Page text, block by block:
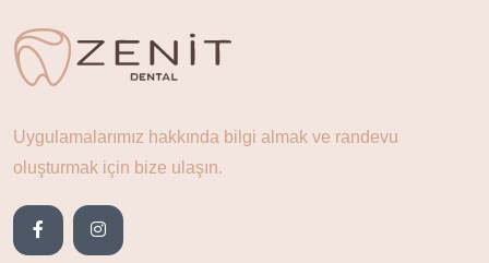
Uygulamalarımız hakkında bilgi almak ve randevu
oluşturmak için bize ulaşın.